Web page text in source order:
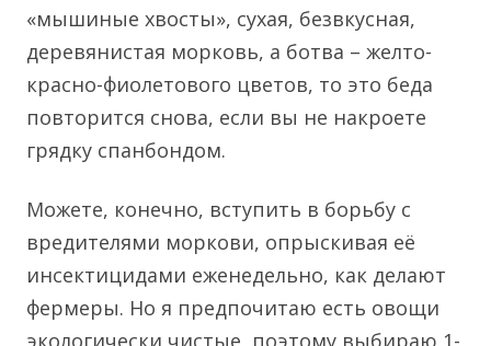
«мышиные хвосты», сухая, безвкусная,
деревянистая морковь, а ботва – желто-
красно-фиолетового цветов, то это беда
повторится снова, если вы не накроете
грядку спанбондом.
Можете, конечно, вступить в борьбу с
вредителями моркови, опрыскивая её
инсектицидами еженедельно, как делают
фермеры. Но я предпочитаю есть овощи
экологически чистые, поэтому выбираю 1-